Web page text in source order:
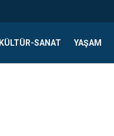
KÜLTÜR-SANAT YAŞAM